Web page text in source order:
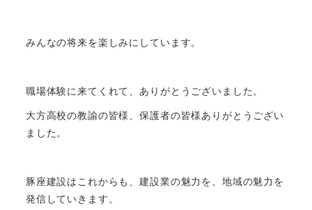
みんなの将来を楽しみにしています。
職場体験に来てくれて、ありがとうございました。
大方高校の教諭の皆様、保護者の皆様ありがとうござい
ました。
豚座建設はこれからも、建設業の魅力を、地域の魅力を
発信していきます。